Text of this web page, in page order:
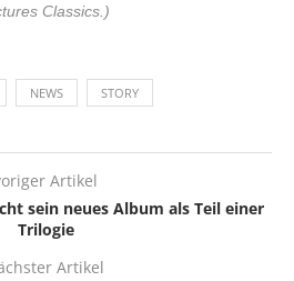
Classics.)
NEWS STORY
Artikel
sein neues Album als Teil einer
Trilogie
Artikel